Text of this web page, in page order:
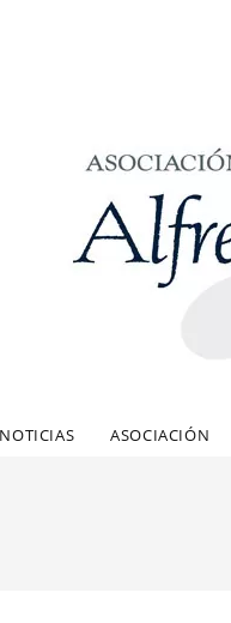
NOTICIAS ASOCIACIÓN